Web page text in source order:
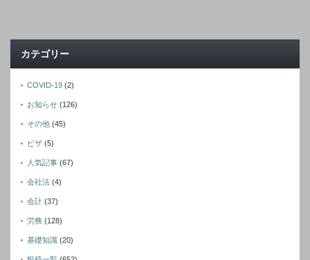
カテゴリー
COVID-19 (2)
お知らせ (126)
その他 (45)
ビザ (5)
人気記事 (67)
会社法 (4)
会計 (37)
労務 (128)
基礎知識 (20)